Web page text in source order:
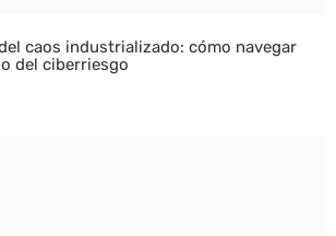
caos industrializado: cómo navegar
del ciberriesgo